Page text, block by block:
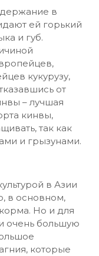
в
ей горький
и губ.
кукурузу,
от
– лучшая
кинвы,
так как
и грызунами.
в Азии
в основном,
Но и для
очень большую
которые